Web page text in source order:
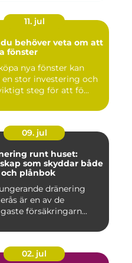
11. jul
behöver veta om att
fönster
nya fönster kan
en stor investering och
steg för att fö...
09. jul
runt huset:
som skyddar både
och plånbok
dränering
är en av de
försäkringarn...
02. jul